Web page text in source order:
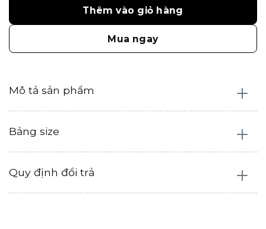
Thêm vào giỏ hàng
Mua ngay
Mô tả sản phẩm
Bảng size
Quy định đổi trả